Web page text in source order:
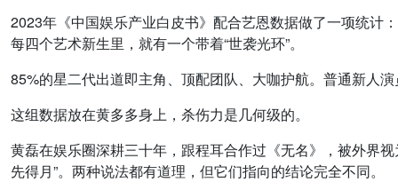
2023年《中国娱乐产业白皮书》配合艺恩数据做了一项统计
每四个艺术新生里，就有一个带着“世袭光环”。
85%的星二代出道即主角、顶配团队、大咖护航。普通新人
这组数据放在黄多多身上，杀伤力是几何级的。
黄磊在娱乐圈深耕三十年，跟程耳合作过《无名》，被外界
先得月”。两种说法都有道理，但它们指向的结论完全不同。